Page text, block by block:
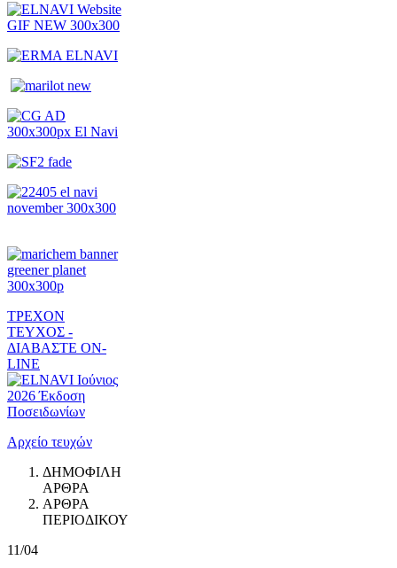
ΤΡΕΧΟΝ
ΤΕΥΧΟΣ -
ΔΙΑΒΑΣΤΕ ON-
LINE
Αρχείο τευχών
ΔΗΜΟΦΙΛΗ
ΑΡΘΡΑ
ΑΡΘΡΑ
ΠΕΡΙΟΔΙΚΟΥ
11/04